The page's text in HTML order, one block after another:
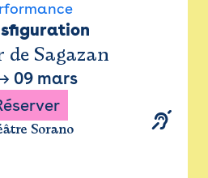
Sagazan
→ 09 mars
Sorano